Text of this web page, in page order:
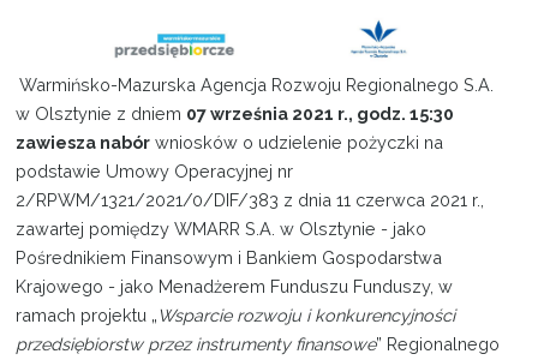
Projekty
Kontakt
Warmińsko-Mazurska Agencja Rozwoju Regionalnego S.A.
w Olsztynie z dniem 07 września 2021 r., godz. 15:30
zawiesza nabór wniosków o udzielenie pożyczki na
podstawie Umowy Operacyjnej nr
2/RPWM/1321/2021/0/DIF/383 z dnia 11 czerwca 2021 r.,
zawartej pomiędzy WMARR S.A. w Olsztynie - jako
Pośrednikiem Finansowym i Bankiem Gospodarstwa
Krajowego - jako Menadżerem Funduszu Funduszy, w
ramach projektu „Wsparcie rozwoju i konkurencyjności
przedsiębiorstw przez instrumenty finansowe” Regionalnego